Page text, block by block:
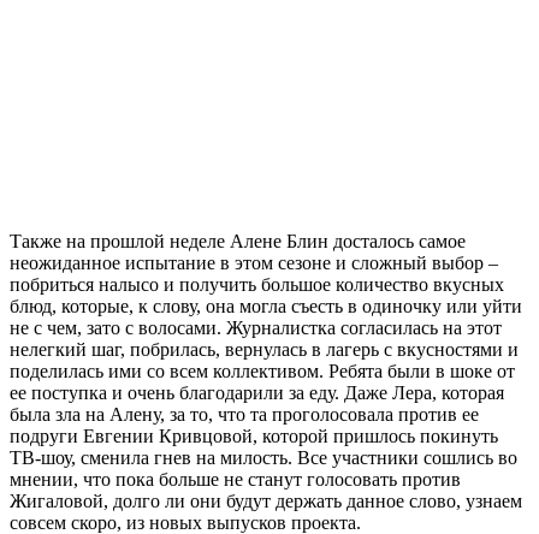
Также на прошлой неделе Алене Блин досталось самое
неожиданное испытание в этом сезоне и сложный выбор –
побриться налысо и получить большое количество вкусных
блюд, которые, к слову, она могла съесть в одиночку или уйти
не с чем, зато с волосами. Журналистка согласилась на этот
нелегкий шаг, побрилась, вернулась в лагерь с вкусностями и
поделилась ими со всем коллективом. Ребята были в шоке от
ее поступка и очень благодарили за еду. Даже Лера, которая
была зла на Алену, за то, что та проголосовала против ее
подруги Евгении Кривцовой, которой пришлось покинуть
ТВ-шоу, сменила гнев на милость. Все участники сошлись во
мнении, что пока больше не станут голосовать против
Жигаловой, долго ли они будут держать данное слово, узнаем
совсем скоро, из новых выпусков проекта.